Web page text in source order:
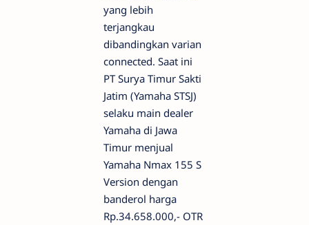
yang lebih
terjangkau
dibandingkan varian
connected. Saat ini
PT Surya Timur Sakti
Jatim (Yamaha STSJ)
selaku main dealer
Yamaha di Jawa
Timur menjual
Yamaha Nmax 155 S
Version dengan
banderol harga
Rp.34.658.000,- OTR